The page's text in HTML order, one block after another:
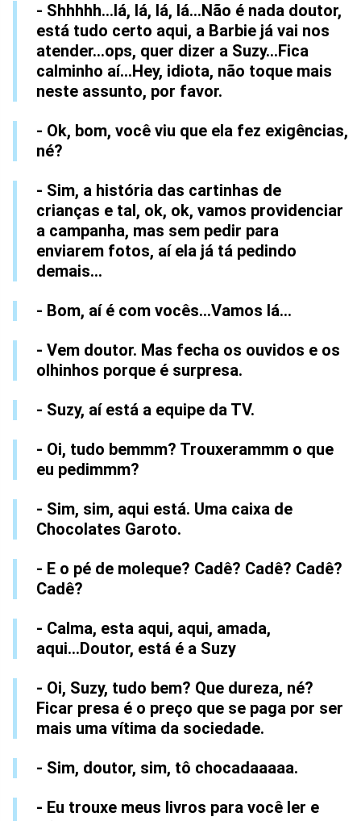
- Shhhhh...lá, lá, lá, lá...Não é nada doutor,
está tudo certo aqui, a Barbie já vai nos
atender...ops, quer dizer a Suzy...Fica
calminho aí...Hey, idiota, não toque mais
neste assunto, por favor.
- Ok, bom, você viu que ela fez exigências,
né?
- Sim, a história das cartinhas de
crianças e tal, ok, ok, vamos providenciar
a campanha, mas sem pedir para
enviarem fotos, aí ela já tá pedindo
demais...
- Bom, aí é com vocês...Vamos lá...
- Vem doutor. Mas fecha os ouvidos e os
olhinhos porque é surpresa.
- Suzy, aí está a equipe da TV.
- Oi, tudo bemmm? Trouxerammm o que
eu pedimmm?
- Sim, sim, aqui está. Uma caixa de
Chocolates Garoto.
- E o pé de moleque? Cadê? Cadê? Cadê?
Cadê?
- Calma, esta aqui, aqui, amada,
aqui...Doutor, está é a Suzy
- Oi, Suzy, tudo bem? Que dureza, né?
Ficar presa é o preço que se paga por ser
mais uma vítima da sociedade.
- Sim, doutor, sim, tô chocadaaaaa.
- Eu trouxe meus livros para você ler e